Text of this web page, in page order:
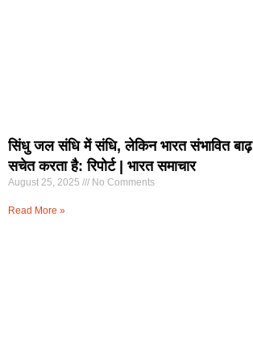
सिंधु जल संधि में संधि, लेकिन भारत संभावित बाढ़
सचेत करता है: रिपोर्ट | भारत समाचार
August 25, 2025 No Comments
Read More »